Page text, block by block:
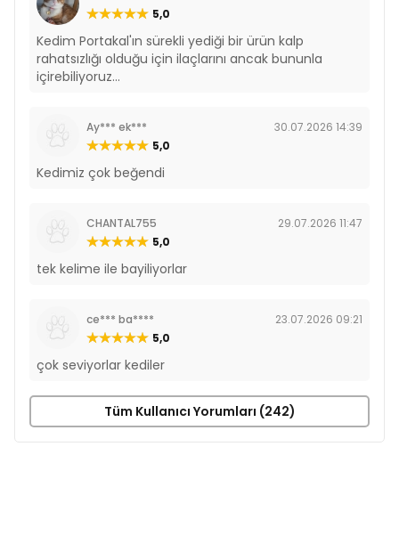
5,0
Kedim Portakal'ın sürekli yediği bir ürün kalp
rahatsızlığı olduğu için ilaçlarını ancak bununla
içirebiliyoruz...
Ay*** ek***
30.07.2026 14:39
5,0
Kedimiz çok beğendi
CHANTAL755
29.07.2026 11:47
5,0
tek kelime ile bayiliyorlar
ce*** ba****
23.07.2026 09:21
5,0
çok seviyorlar kediler
Tüm Kullanıcı Yorumları (242)